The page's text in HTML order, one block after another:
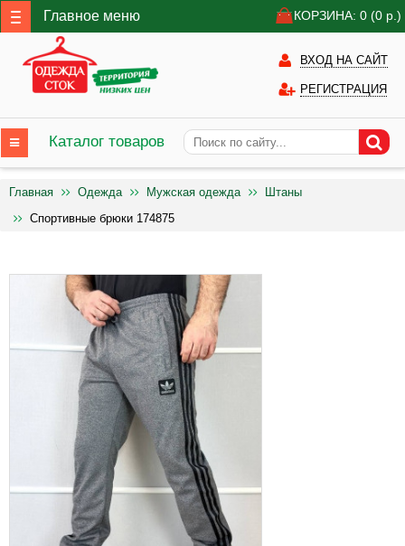
Главное меню КОРЗИНА: 0 (0 р.)
ВХОД НА САЙТ
РЕГИСТРАЦИЯ
Каталог товаров
Главная Одежда Мужская одежда
Штаны
Спортивные брюки 174875